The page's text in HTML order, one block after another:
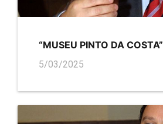
“MUSEU PINTO DA COSTA”
5/03/2025